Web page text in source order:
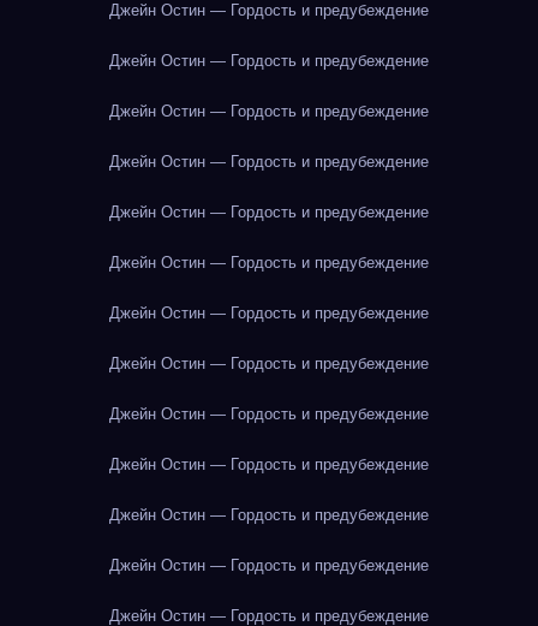
Джейн Остин — Гордость и предубеждение
Джейн Остин — Гордость и предубеждение
Джейн Остин — Гордость и предубеждение
Джейн Остин — Гордость и предубеждение
Джейн Остин — Гордость и предубеждение
Джейн Остин — Гордость и предубеждение
Джейн Остин — Гордость и предубеждение
Джейн Остин — Гордость и предубеждение
Джейн Остин — Гордость и предубеждение
Джейн Остин — Гордость и предубеждение
Джейн Остин — Гордость и предубеждение
Джейн Остин — Гордость и предубеждение
Джейн Остин — Гордость и предубеждение